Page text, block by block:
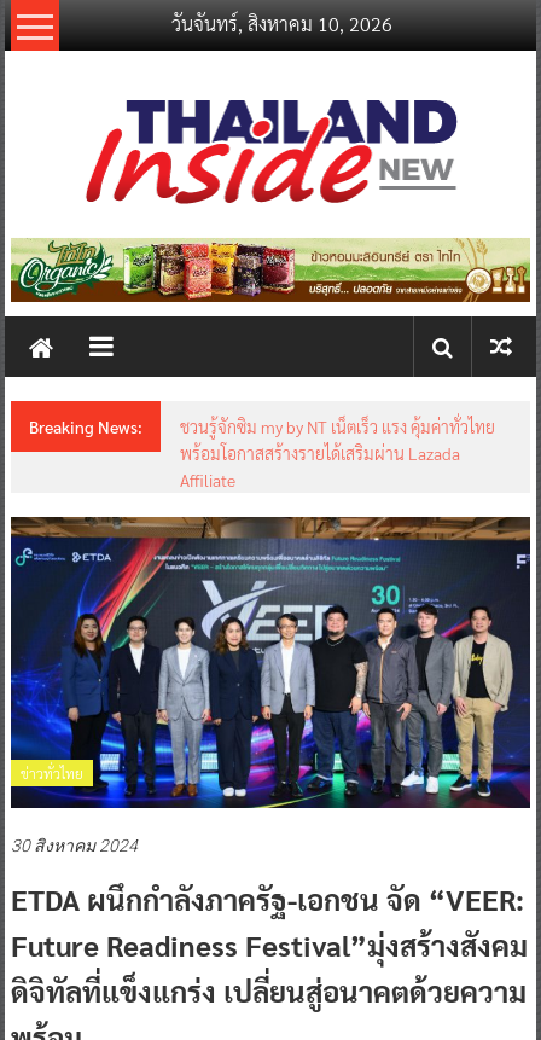
Skip
to
วันจันทร์, สิงหาคม 10, 2026
thailandinsidenew.com
Thailand
New
Breaking News:
ชวนรู้จักซิม my by NT เน็ตเร็ว แรง คุ้มค่าทั่วไทย
พร้อมโอกาสสร้างรายได้เสริมผ่าน Lazada
Affiliate
ข่าวทั่วไทย
30 สิงหาคม 2024
ETDA ผนึกกำลังภาครัฐ-เอกชน จัด “VEER:
Future Readiness Festival”มุ่งสร้างสังคม
ดิจิทัลที่แข็งแกร่ง เปลี่ยนสู่อนาคตด้วยความ